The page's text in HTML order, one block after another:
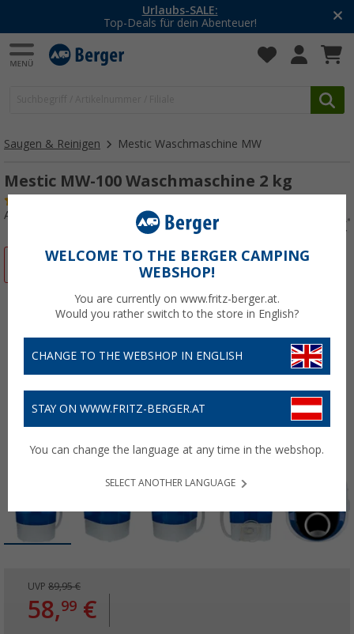
-20% auf Kleidung und Schuhe
Mit dem Aktionscode20SSV
Saugen & Reinigen Mestic Waschmaschine MW
Mestic MW-100 Waschmaschine 2 kg
Art.-Nr.: 448550
UVP 89,95 €
58,99 €
WELCOME TO THE BERGER CAMPING
WEBSHOP!
You are currently on www.fritz-berger.at.
Would you rather switch to the store in English?
CHANGE TO THE WEBSHOP IN ENGLISH
STAY ON WWW.FRITZ-BERGER.AT
You can change the language at any time in the webshop.
SELECT ANOTHER LANGUAGE